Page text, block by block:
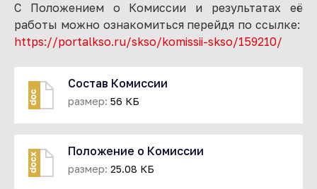
С Положением о Комиссии и результатах её
работы можно ознакомиться перейдя по ссылке:
https://portalkso.ru/skso/komissii-skso/159210/
doc
Состав Комиссии
размер: 56 КБ
docx
Положение о Комиссии
размер: 25.08 КБ